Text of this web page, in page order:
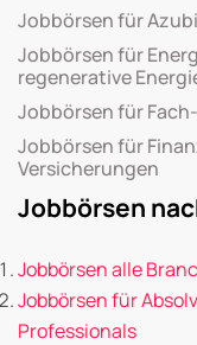
Jobbörsen für
Jobbörsen für
regenerative
Jobbörsen für
Jobbörsen für
Versicherungen
Jobbörsen
Jobbörsen alle
Jobbörsen für
Professionals